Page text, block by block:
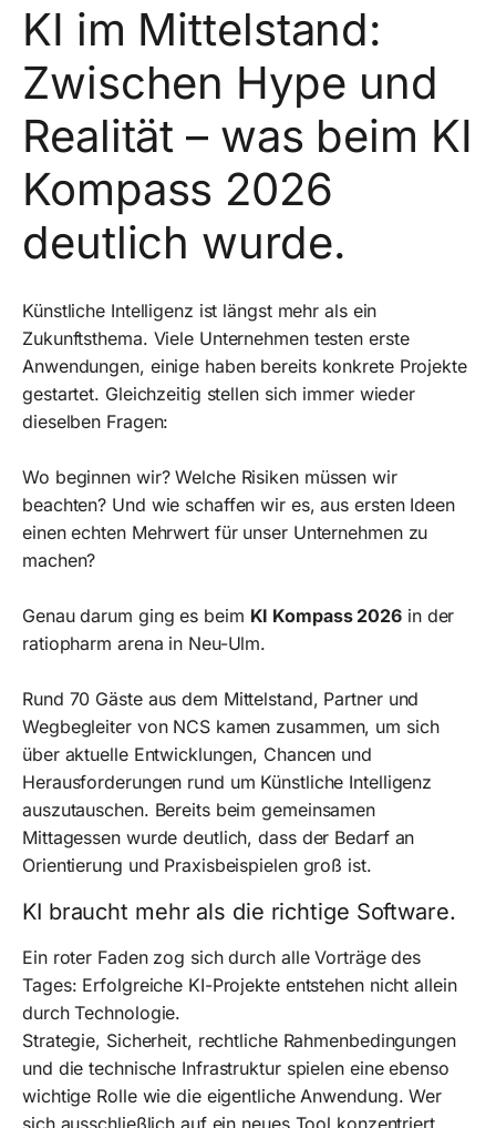
KI im Mittelstand:
Zwischen Hype und
Realität – was beim KI
Kompass 2026
deutlich wurde.
Künstliche Intelligenz ist längst mehr als ein
Zukunftsthema. Viele Unternehmen testen erste
Anwendungen, einige haben bereits konkrete Projekte
gestartet. Gleichzeitig stellen sich immer wieder
dieselben Fragen:
Wo beginnen wir? Welche Risiken müssen wir
beachten? Und wie schaffen wir es, aus ersten Ideen
einen echten Mehrwert für unser Unternehmen zu
machen?
Genau darum ging es beim KI Kompass 2026 in der
ratiopharm arena in Neu-Ulm.
Rund 70 Gäste aus dem Mittelstand, Partner und
Wegbegleiter von NCS kamen zusammen, um sich
über aktuelle Entwicklungen, Chancen und
Herausforderungen rund um Künstliche Intelligenz
auszutauschen. Bereits beim gemeinsamen
Mittagessen wurde deutlich, dass der Bedarf an
Orientierung und Praxisbeispielen groß ist.
KI braucht mehr als die richtige Software.
Ein roter Faden zog sich durch alle Vorträge des
Tages: Erfolgreiche KI-Projekte entstehen nicht allein
durch Technologie.
Strategie, Sicherheit, rechtliche Rahmenbedingungen
und die technische Infrastruktur spielen eine ebenso
wichtige Rolle wie die eigentliche Anwendung. Wer
sich ausschließlich auf ein neues Tool konzentriert,